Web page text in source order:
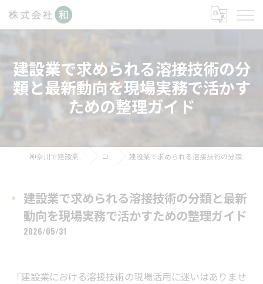
建設業で求められる溶接技術の分
類と最新動向を現場実務で活かす
ための整理ガイド
コラム 建設業で求められる溶接技術の分類と最新動向を現場実務で活かすための整理ガイド
建設業で求められる溶接技術の分類と最新
動向を現場実務で活かすための整理ガイド
2026/05/31
「建設業における溶接技術の現場活用に迷いはありませ